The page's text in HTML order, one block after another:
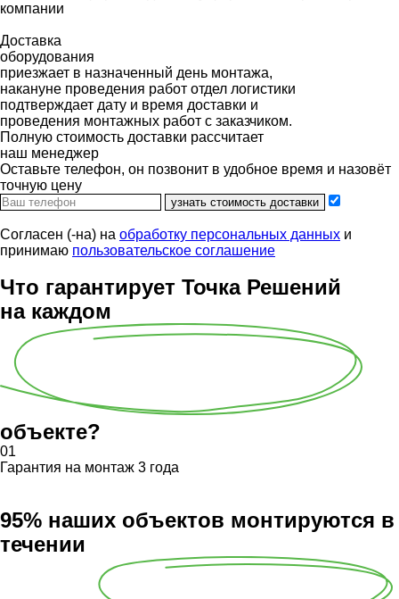
компании
Доставка
оборудования
приезжает в назначенный день монтажа,
накануне проведения работ отдел логистики
подтверждает дату и время доставки и
проведения монтажных работ с заказчиком.
Полную стоимость доставки рассчитает
наш менеджер
Оставьте телефон, он позвонит в удобное время и назовёт
точную цену
узнать стоимость доставки
Согласен (-на) на обработку персональных данных и
принимаю пользовательское соглашение
Что гарантирует Точка Решений
на каждом
объекте?
01
Гарантия на монтаж 3 года
95% наших объектов монтируются в
течении